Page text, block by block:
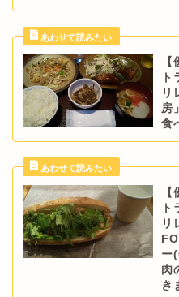
リ
房
食
リ
ー
肉
き